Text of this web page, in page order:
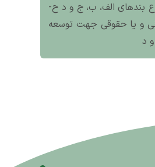
بندهای الف، ب‌، ج و د ح-
و یا حقوقی جهت توسعه
د